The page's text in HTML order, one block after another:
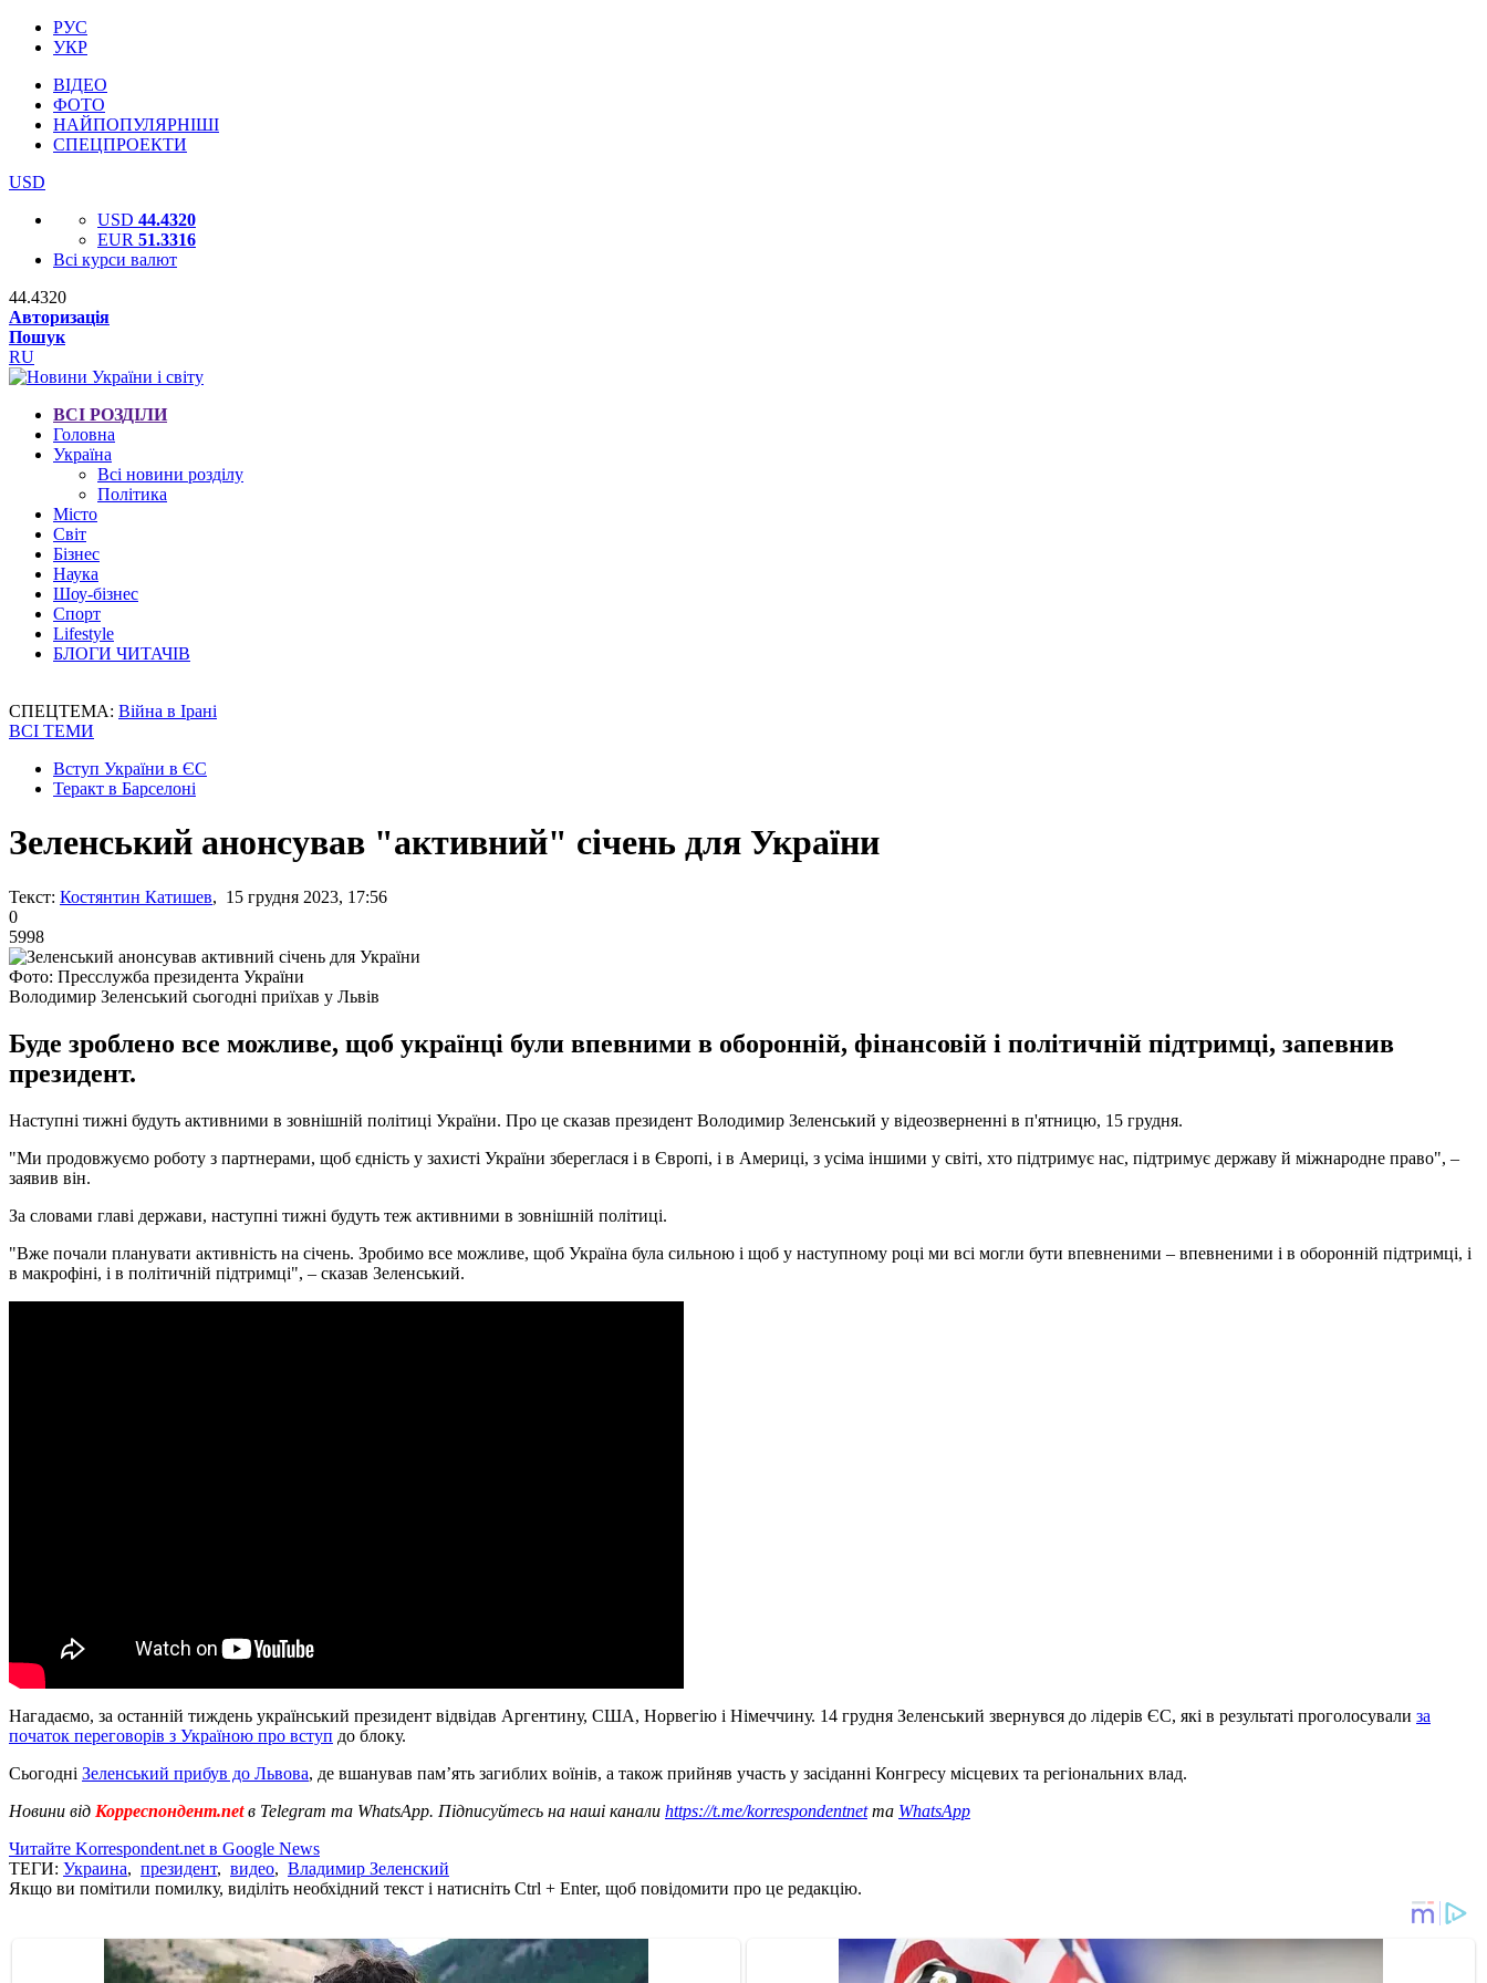
РУС
УКР
ВІДЕО
ФОТО
НАЙПОПУЛЯРНІШІ
СПЕЦПРОЕКТИ
USD
USD 44.4320
EUR 51.3316
Всі курси валют
44.4320
Авторизація
Пошук
RU
ВСІ РОЗДІЛИ
Головна
Україна
Всі новини розділу
Політика
Місто
Світ
Бізнес
Наука
Шоу-бізнес
Спорт
Lifestyle
БЛОГИ ЧИТАЧІВ
СПЕЦТЕМА: Війна в Ірані
ВСІ ТЕМИ
Вступ України в ЄС
Теракт в Барселоні
Зеленський анонсував "активний" січень для України
Текст: Костянтин Катишев, 15 грудня 2023, 17:56
0
5998
Фото: Пресслужба президента України
Володимир Зеленський сьогодні приїхав у Львів
Буде зроблено все можливе, щоб українці були впевними в оборонній, фінансовій і політичній підтримці, запевнив
президент.
Наступні тижні будуть активними в зовнішній політиці України. Про це сказав президент Володимир Зеленський у відеозверненні в п'ятницю, 15 грудня.
"Ми продовжуємо роботу з партнерами, щоб єдність у захисті України збереглася і в Європі, і в Америці, з усіма іншими у світі, хто підтримує нас, підтримує державу й міжнародне право", –
заявив він.
За словами главі держави, наступні тижні будуть теж активними в зовнішній політиці.
"Вже почали планувати активність на січень. Зробимо все можливе, щоб Україна була сильною і щоб у наступному році ми всі могли бути впевненими – впевненими і в оборонній підтримці, і
в макрофіні, і в політичній підтримці", – сказав Зеленський.
Нагадаємо, за останній тиждень український президент відвідав Аргентину, США, Норвегію і Німеччину. 14 грудня Зеленський звернувся до лідерів ЄС, які в результаті проголосували за
початок переговорів з Україною про вступ до блоку.
Сьогодні Зеленський прибув до Львова, де вшанував пам’ять загиблих воїнів, а також прийняв участь у засіданні Конгресу місцевих та регіональних влад.
Новини від Корреспондент.netв Telegram та WhatsApp. Підписуйтесь на наші канали https://t.me/korrespondentnetта WhatsApp
Читайте Korrespondent.net в Google News
ТЕГИ: Украина, президент, видео, Владимир Зеленский
Якщо ви помітили помилку, виділіть необхідний текст і натисніть Ctrl + Enter, щоб повідомити про це редакцію.